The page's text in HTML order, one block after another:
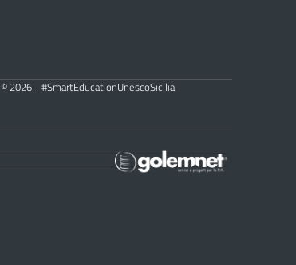
© 2026 - #SmartEducationUnescoSicilia